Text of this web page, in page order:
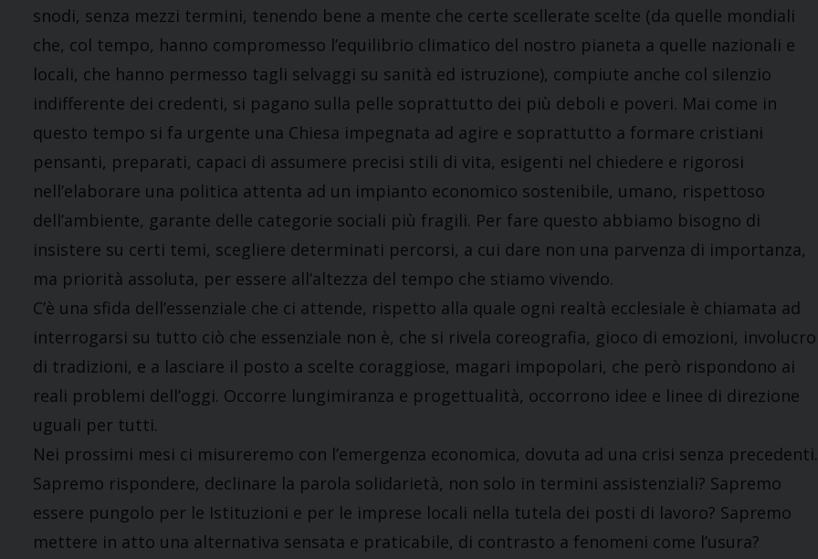
snodi, senza mezzi termini, tenendo bene a mente che certe scellerate scelte (da quelle mondiali
che, col tempo, hanno compromesso l’equilibrio climatico del nostro pianeta a quelle nazionali e
locali, che hanno permesso tagli selvaggi su sanità ed istruzione), compiute anche col silenzio
indifferente dei credenti, si pagano sulla pelle soprattutto dei più deboli e poveri. Mai come in
questo tempo si fa urgente una Chiesa impegnata ad agire e soprattutto a formare cristiani
pensanti, preparati, capaci di assumere precisi stili di vita, esigenti nel chiedere e rigorosi
nell’elaborare una politica attenta ad un impianto economico sostenibile, umano, rispettoso
dell’ambiente, garante delle categorie sociali più fragili. Per fare questo abbiamo bisogno di
insistere su certi temi, scegliere determinati percorsi, a cui dare non una parvenza di importanza,
ma priorità assoluta, per essere all’altezza del tempo che stiamo vivendo.
C’è una sfida dell’essenziale che ci attende, rispetto alla quale ogni realtà ecclesiale è chiamata ad
interrogarsi su tutto ciò che essenziale non è, che si rivela coreografia, gioco di emozioni, involucro
di tradizioni, e a lasciare il posto a scelte coraggiose, magari impopolari, che però rispondono ai
reali problemi dell’oggi. Occorre lungimiranza e progettualità, occorrono idee e linee di direzione
uguali per tutti.
Nei prossimi mesi ci misureremo con l’emergenza economica, dovuta ad una crisi senza precedenti.
Sapremo rispondere, declinare la parola solidarietà, non solo in termini assistenziali? Sapremo
essere pungolo per le Istituzioni e per le imprese locali nella tutela dei posti di lavoro? Sapremo
mettere in atto una alternativa sensata e praticabile, di contrasto a fenomeni come l’usura?